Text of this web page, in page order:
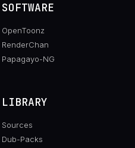
SOFTWARE
OpenToonz
RenderChan
Papagayo-NG
LIBRARY
Sources
Dub-Packs